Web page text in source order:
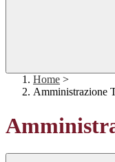
Home >
Amministrazione